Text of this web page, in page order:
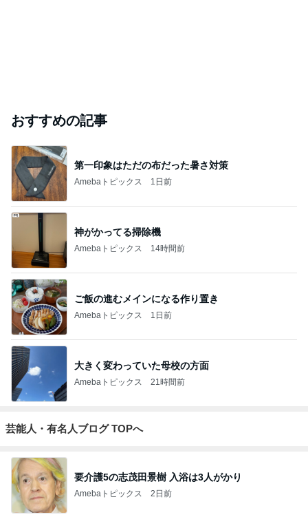
おすすめの記事
第一印象はただの布だった暑さ対策
Amebaトピックス 1日前
神がかってる掃除機
Amebaトピックス 14時間前
ご飯の進むメインになる作り置き
Amebaトピックス 1日前
大きく変わっていた母校の方面
Amebaトピックス 21時間前
芸能人・有名人ブログ TOPへ
要介護5の志茂田景樹 入浴は3人がかり
Amebaトピックス 2日前